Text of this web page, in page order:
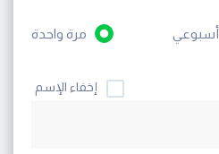
أسبوعي مرة واحدة
إخفاء الإسم